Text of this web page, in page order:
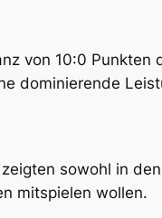
von 10:0 Punkten
dominierende
sowohl in
mitspielen wollen.